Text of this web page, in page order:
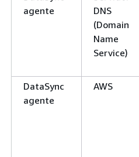
agente
DNS
(Domain
Name
Service)
DataSync
agente
AWS